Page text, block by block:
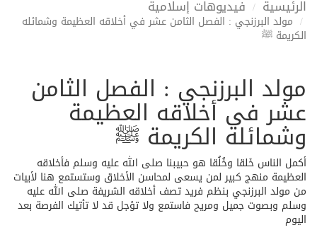
الرئيسية فيديوهات إسلامية
مولد البرزنجي : الفصل الثامن عشر في أخلاقه العظيمة وشمائله
الكريمة ﷺ
مولد البرزنجي : الفصل الثامن
عشر في أخلاقه العظيمة
وشمائله الكريمة ﷺ
أكمل الناس خَلقا وخُلُقا هو حبيبنا صلى الله عليه وسلم فأخلاقه
العظيمة منهج كبير لمن يسعى لمحاسن الأخلاق وستستمع هنا لأبيات
من مولد البرزنجي بنظم فريد تصف أخلاقه الشريفة صلى الله عليه
وسلم وبصوت جميل ومريح فاستمع ولا تؤجل قد لا تأتيك الفرصة بعد
اليوم